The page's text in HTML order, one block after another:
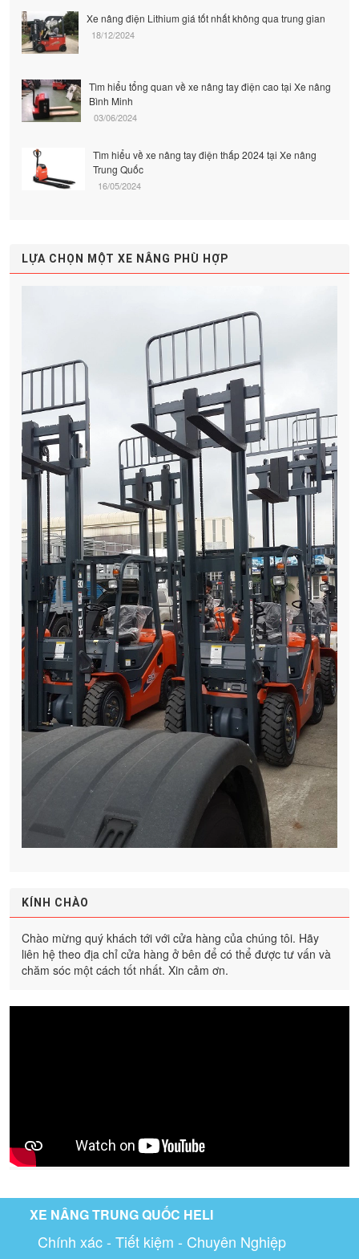
Xe nâng điện Lithium giá tốt nhất không qua trung gian
18/12/2024
Tìm hiểu tổng quan về xe nâng tay điện cao tại Xe nâng
Bình Minh
03/06/2024
Tìm hiểu về xe nâng tay điện thấp 2024 tại Xe nâng
Trung Quốc
16/05/2024
LỰA CHỌN MỘT XE NÂNG PHÙ HỢP
KÍNH CHÀO
Chào mừng quý khách tới với cửa hàng của chúng tôi. Hãy
liên hệ theo địa chỉ cửa hàng ở bên để có thể được tư vấn và
chăm sóc một cách tốt nhất. Xin cảm ơn.
XE NÂNG TRUNG QUỐC HELI
Chính xác - Tiết kiệm - Chuyên Nghiệp